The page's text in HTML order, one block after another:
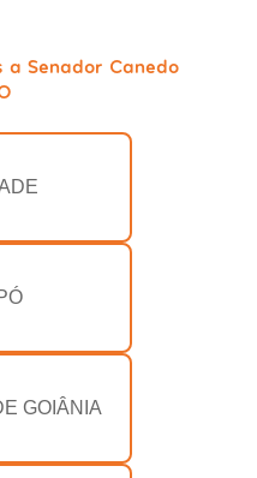
a Senador Canedo
GOIÂNIA